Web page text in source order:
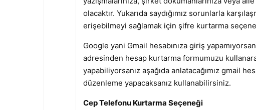
olacaktır. Yukarıda saydığımız sorunlarla
erişebilmeyi sağlamak için şifre kurtarma
Google yani Gmail hesabınıza giriş
adresinden hesap kurtarma formumuzu
yapabiliyorsanız aşağıda anlatacağımız gmail
düzenleme yapacaksanız kullanabilirsiniz.
Cep Telefonu Kurtarma Seçeneği